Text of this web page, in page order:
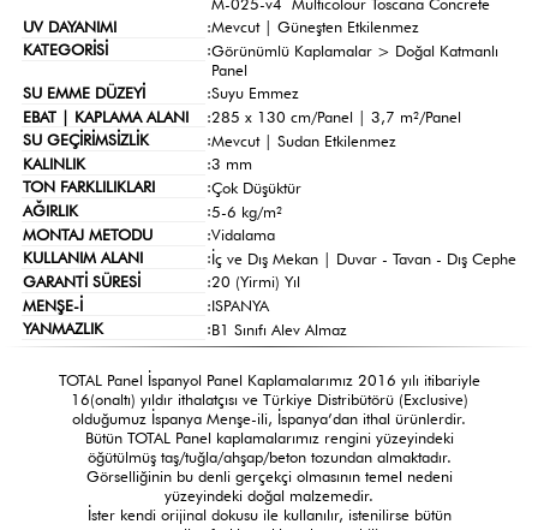
UV DAYANIMI
:Mevcut | Güneşten Etkilenmez
KATEGORİSİ
:Görünümlü Kaplamalar > Doğal Katmanlı
Panel
SU EMME DÜZEYİ
:Suyu Emmez
EBAT | KAPLAMA ALANI
:285 x 130 cm/Panel | 3,7 m²/Panel
SU GEÇİRİMSİZLİK
:Mevcut | Sudan Etkilenmez
KALINLIK
:3 mm
TON FARKLILIKLARI
:Çok Düşüktür
AĞIRLIK
:5-6 kg/m²
MONTAJ METODU
:Vidalama
KULLANIM ALANI
:İç ve Dış Mekan | Duvar - Tavan - Dış Cephe
GARANTİ SÜRESİ
:20 (Yirmi) Yıl
MENŞE-İ
:ISPANYA
YANMAZLIK
:B1 Sınıfı Alev Almaz
TOTAL Panel İspanyol Panel Kaplamalarımız 2016 yılı itibariyle
16(onaltı) yıldır ithalatçısı ve Türkiye Distribütörü (Exclusive)
olduğumuz İspanya Menşe-ili, İspanya’dan ithal ürünlerdir.
Bütün TOTAL Panel kaplamalarımız rengini yüzeyindeki
öğütülmüş taş/tuğla/ahşap/beton tozundan almaktadır.
Görselliğinin bu denli gerçekçi olmasının temel nedeni
yüzeyindeki doğal malzemedir.
İster kendi orijinal dokusu ile kullanılır, istenilirse bütün